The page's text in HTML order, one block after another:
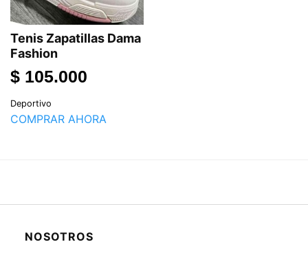
Tenis Zapatillas Dama
Fashion
$ 105.000
Deportivo
COMPRAR AHORA
NOSOTROS